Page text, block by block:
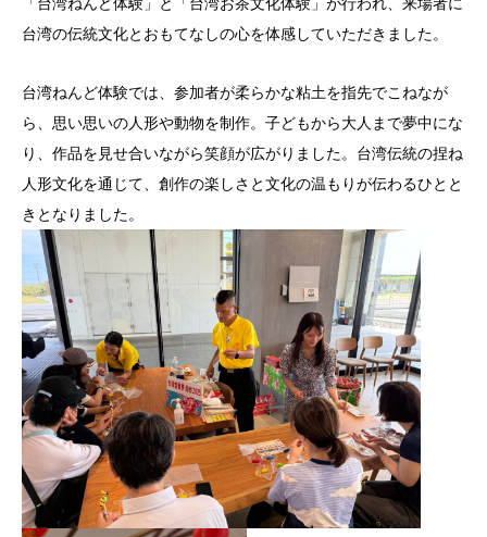
台湾の伝統文化とおもてなしの心を体感していただきました。
台湾ねんど体験では、参加者が柔らかな粘土を指先でこねなが
ら、思い思いの人形や動物を制作。子どもから大人まで夢中にな
り、作品を見せ合いながら笑顔が広がりました。台湾伝統の捏ね
人形文化を通じて、創作の楽しさと文化の温もりが伝わるひとと
きとなりました。